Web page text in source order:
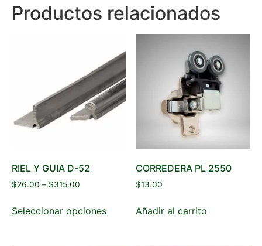
Productos relacionados
RIEL Y GUIA D-52
$26.00 – $315.00
Seleccionar opciones
CORREDERA PL 2550
$13.00
Añadir al carrito